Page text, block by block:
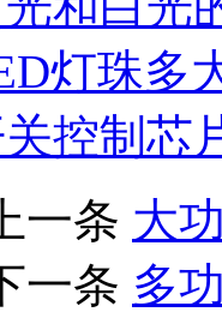
灯珠多
控制芯
上一条 大
一条 多